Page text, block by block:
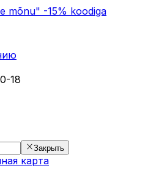
mõnu" -15% koodiga
18
Закрыть
карта